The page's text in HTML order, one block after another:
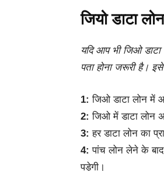
जियो डाटा
यदि आप भी जिओ
पता होना जरूरी है।
1: जिओ डाटा लोन में
2: जिओ में डाटा लोन
3: हर डाटा लोन का
4: पांच लोन लेने के
पड़ेगी।